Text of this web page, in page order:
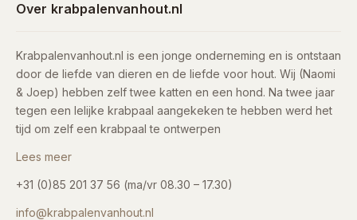
Over krabpalenvanhout.nl
Krabpalenvanhout.nl is een jonge onderneming en is ontstaan
door de liefde van dieren en de liefde voor hout. Wij (Naomi
& Joep) hebben zelf twee katten en een hond. Na twee jaar
tegen een lelijke krabpaal aangekeken te hebben werd het
tijd om zelf een krabpaal te ontwerpen
Lees meer
+31 (0)85 201 37 56 (ma/vr 08.30 – 17.30)
info@krabpalenvanhout.nl